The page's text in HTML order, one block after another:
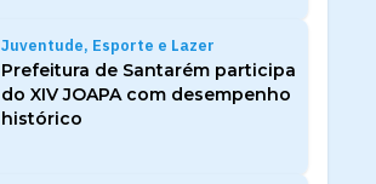
Juventude, Esporte e Lazer
Prefeitura de Santarém participa
do XIV JOAPA com desempenho
histórico